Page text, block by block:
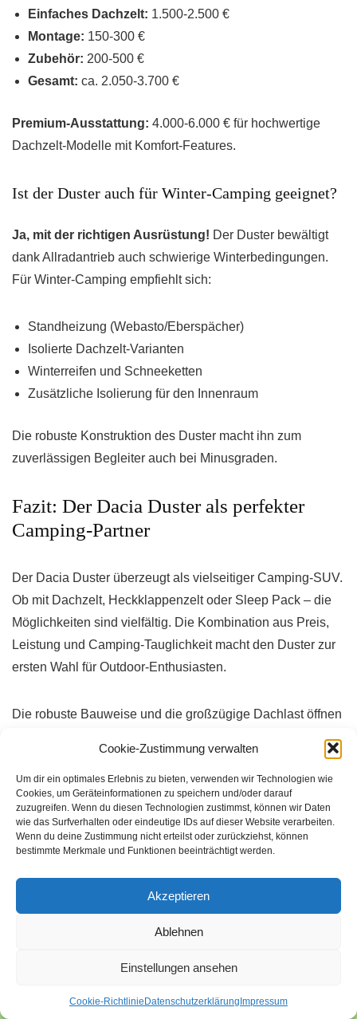
Cookie-Zustimmung verwalten
Um dir ein optimales Erlebnis zu bieten, verwenden wir Technologien wie
Cookies, um Geräteinformationen zu speichern und/oder darauf
zuzugreifen. Wenn du diesen Technologien zustimmst, können wir Daten
wie das Surfverhalten oder eindeutige IDs auf dieser Website verarbeiten.
Wenn du deine Zustimmung nicht erteilst oder zurückziehst, können
bestimmte Merkmale und Funktionen beeinträchtigt werden.
Akzeptieren
Ablehnen
Einstellungen ansehen
Cookie-Richtlinie Datenschutzerklärung Impressum
Einfaches Dachzelt: 1.500-2.500 €
Montage: 150-300 €
Zubehör: 200-500 €
Gesamt: ca. 2.050-3.700 €
Premium-Ausstattung: 4.000-6.000 € für hochwertige
Dachzelt-Modelle mit Komfort-Features.
Ist der Duster auch für Winter-Camping geeignet?
Ja, mit der richtigen Ausrüstung! Der Duster bewältigt
dank Allradantrieb auch schwierige Winterbedingungen.
Für Winter-Camping empfiehlt sich:
Standheizung (Webasto/Eberspächer)
Isolierte Dachzelt-Varianten
Winterreifen und Schneeketten
Zusätzliche Isolierung für den Innenraum
Die robuste Konstruktion des Duster macht ihn zum
zuverlässigen Begleiter auch bei Minusgraden.
Fazit: Der Dacia Duster als perfekter
Camping-Partner
Der Dacia Duster überzeugt als vielseitiger Camping-SUV.
Ob mit Dachzelt, Heckklappenzelt oder Sleep Pack – die
Möglichkeiten sind vielfältig. Die Kombination aus Preis,
Leistung und Camping-Tauglichkeit macht den Duster zur
ersten Wahl für Outdoor-Enthusiasten.
Die robuste Bauweise und die großzügige Dachlast öffnen
spontaner Wochenend-Trip oder ausgedehnte Familien-
Reise – der Duster liefert die perfekte Basis für jeden
Urlaub in der Natur.
Meine Empfehlung:Für regelmäßige Camper ist das
mit dem Heckklappenzelt günstiger und flexibler.
„Der Dacia Duster bietet eine dynamische Dachlast von 80